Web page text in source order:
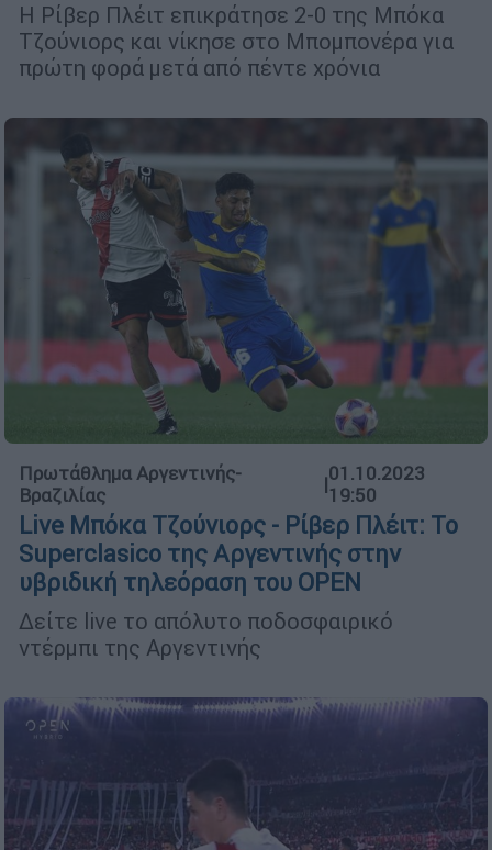
Η Ρίβερ Πλέιτ επικράτησε 2-0 της Μπόκα
Τζούνιορς και νίκησε στο Μπομπονέρα για
πρώτη φορά μετά από πέντε χρόνια
Πρωτάθλημα Αργεντινής-
Βραζιλίας
|01.10.2023
19:50
Live Μπόκα Τζούνιορς - Ρίβερ Πλέιτ: Το
Superclasico της Αργεντινής στην
υβριδική τηλεόραση του OPEN
Δείτε live το απόλυτο ποδοσφαιρικό
ντέρμπι της Αργεντινής